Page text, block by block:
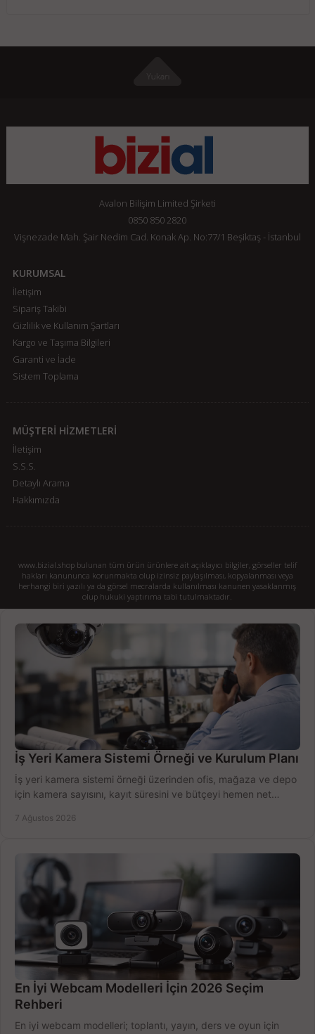
Avalon Bilişim Limited Şirketi
0850 850 2820
Vişnezade Mah. Şair Nedim Cad. Konak Ap. No:77/1 Beşiktaş - İstanbul
KURUMSAL
İletişim
Sipariş Takibi
Gizlilik ve Kullanım Şartları
Kargo ve Taşıma Bilgileri
Garanti ve İade
Sistem Toplama
MÜŞTERİ HİZMETLERİ
İletişim
S.S.S.
Detaylı Arama
Hakkımızda
www.bizial.shop bulunan tüm ürün ürünlere ait açıklayıcı bilgiler, görseller telif
hakları kanununca korunmakta olup izinsiz paylaşılması, kopyalanması veya
herhangi biri yazılı ya da görsel mecralarda kullanılması kanunen yasaklanmış
olup hukuki yaptırıma tabi tutulmaktadır.
İş Yeri Kamera Sistemi Örneği ve Kurulum Planı
İş yeri kamera sistemi örneği üzerinden ofis, mağaza ve depo
için kamera sayısını, kayıt süresini ve bütçeyi hemen net
7 Ağustos 2026
En İyi Webcam Modelleri İçin 2026 Seçim
Rehberi
En iyi webcam modelleri; toplantı, yayın, ders ve oyun için